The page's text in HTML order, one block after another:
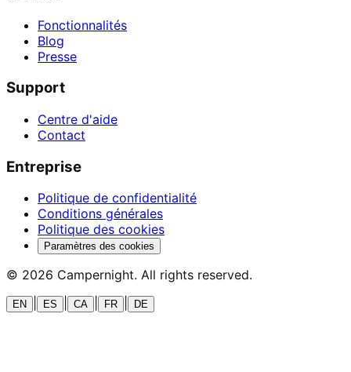
Fonctionnalités
Blog
Presse
Support
Centre d'aide
Contact
Entreprise
Politique de confidentialité
Conditions générales
Politique des cookies
Paramètres des cookies
© 2026 Campernight. All rights reserved.
EN ES CA FR DE